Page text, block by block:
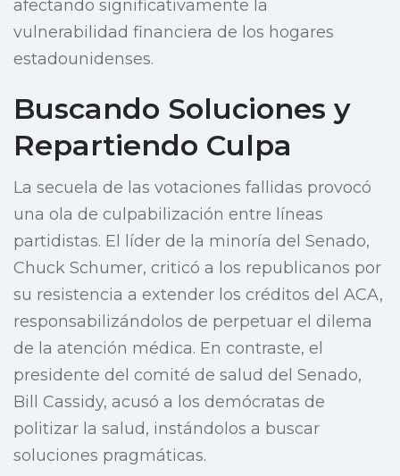
afectando significativamente la
vulnerabilidad financiera de los hogares
estadounidenses.
Buscando Soluciones y
Repartiendo Culpa
La secuela de las votaciones fallidas provocó
una ola de culpabilización entre líneas
partidistas. El líder de la minoría del Senado,
Chuck Schumer, criticó a los republicanos por
su resistencia a extender los créditos del ACA,
responsabilizándolos de perpetuar el dilema
de la atención médica. En contraste, el
presidente del comité de salud del Senado,
Bill Cassidy, acusó a los demócratas de
politizar la salud, instándolos a buscar
soluciones pragmáticas.